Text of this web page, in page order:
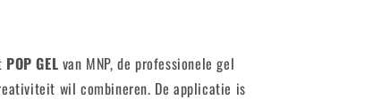
POP GEL van MNP, de professionele gel
wil combineren. De applicatie is